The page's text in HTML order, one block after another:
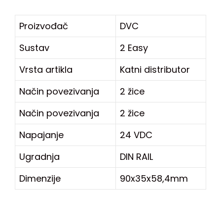
Proizvođač
DVC
Sustav
2 Easy
Vrsta artikla
Katni distributor
Način povezivanja
2 žice
Način povezivanja
2 žice
Napajanje
24 VDC
Ugradnja
DIN RAIL
Dimenzije
90x35x58,4mm